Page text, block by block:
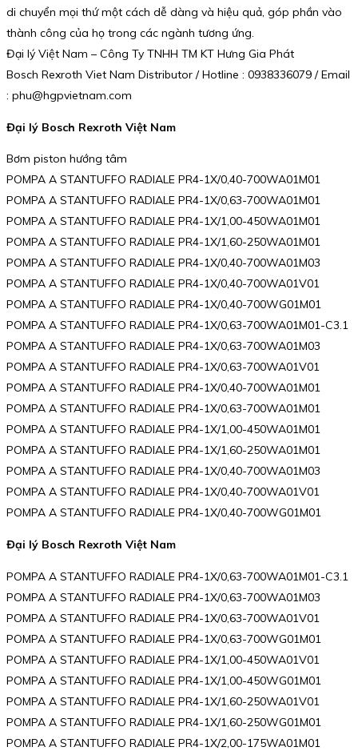
di chuyển mọi thứ một cách dễ dàng và hiệu quả, góp phần vào
thành công của họ trong các ngành tương ứng.
Đại lý Việt Nam – Công Ty TNHH TM KT Hưng Gia Phát
Bosch Rexroth Viet Nam Distributor / Hotline : 0938336079 / Email
: phu@hgpvietnam.com
Đại lý Bosch Rexroth Việt Nam
Bơm piston hướng tâm
POMPA A STANTUFFO RADIALE PR4-1X/0,40-700WA01M01
POMPA A STANTUFFO RADIALE PR4-1X/0,63-700WA01M01
POMPA A STANTUFFO RADIALE PR4-1X/1,00-450WA01M01
POMPA A STANTUFFO RADIALE PR4-1X/1,60-250WA01M01
POMPA A STANTUFFO RADIALE PR4-1X/0,40-700WA01M03
POMPA A STANTUFFO RADIALE PR4-1X/0,40-700WA01V01
POMPA A STANTUFFO RADIALE PR4-1X/0,40-700WG01M01
POMPA A STANTUFFO RADIALE PR4-1X/0,63-700WA01M01-C3.1
POMPA A STANTUFFO RADIALE PR4-1X/0,63-700WA01M03
POMPA A STANTUFFO RADIALE PR4-1X/0,63-700WA01V01
POMPA A STANTUFFO RADIALE PR4-1X/0,40-700WA01M01
POMPA A STANTUFFO RADIALE PR4-1X/0,63-700WA01M01
POMPA A STANTUFFO RADIALE PR4-1X/1,00-450WA01M01
POMPA A STANTUFFO RADIALE PR4-1X/1,60-250WA01M01
POMPA A STANTUFFO RADIALE PR4-1X/0,40-700WA01M03
POMPA A STANTUFFO RADIALE PR4-1X/0,40-700WA01V01
POMPA A STANTUFFO RADIALE PR4-1X/0,40-700WG01M01
Đại lý Bosch Rexroth Việt Nam
POMPA A STANTUFFO RADIALE PR4-1X/0,63-700WA01M01-C3.1
POMPA A STANTUFFO RADIALE PR4-1X/0,63-700WA01M03
POMPA A STANTUFFO RADIALE PR4-1X/0,63-700WA01V01
POMPA A STANTUFFO RADIALE PR4-1X/0,63-700WG01M01
POMPA A STANTUFFO RADIALE PR4-1X/1,00-450WA01V01
POMPA A STANTUFFO RADIALE PR4-1X/1,00-450WG01M01
POMPA A STANTUFFO RADIALE PR4-1X/1,60-250WA01V01
POMPA A STANTUFFO RADIALE PR4-1X/1,60-250WG01M01
POMPA A STANTUFFO RADIALE PR4-1X/2,00-175WA01M01